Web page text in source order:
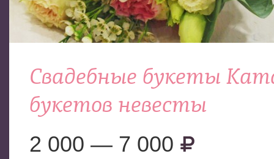
Свадебные букеты
букетов невесты
2 000 — 7 000